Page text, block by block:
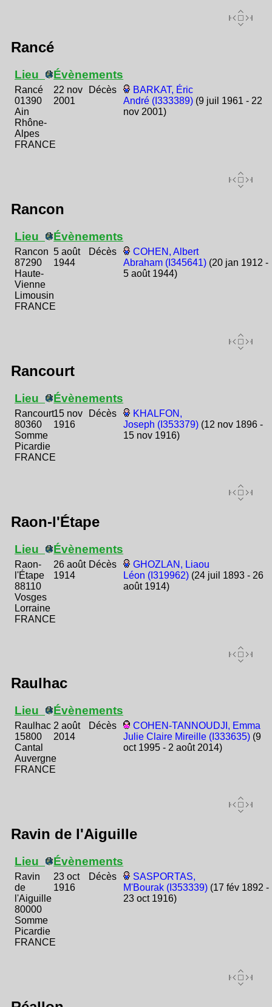
Rancé
Lieu
Rancé
01390
Ain
Rhône-
Alpes
FRANCE
Évènements
22 nov
2001
Décès
BARKAT, Éric
André (I333389) (9 juil 1961 - 22
nov 2001)
Rancon
Lieu
Rancon
87290
Haute-
Vienne
Limousin
FRANCE
Évènements
5 août
1944
Décès
COHEN, Albert
Abraham (I345641) (20 jan 1912 -
5 août 1944)
Rancourt
Lieu
Rancourt
80360
Somme
Picardie
FRANCE
Évènements
15 nov
1916
Décès
KHALFON,
Joseph (I353379) (12 nov 1896 -
15 nov 1916)
Raon-l'Étape
Lieu
Raon-
l'Étape
88110
Vosges
Lorraine
FRANCE
Évènements
26 août
1914
Décès
GHOZLAN, Liaou
Léon (I319962) (24 juil 1893 - 26
août 1914)
Raulhac
Lieu
Raulhac
15800
Cantal
Auvergne
FRANCE
Évènements
2 août
2014
Décès
COHEN-TANNOUDJI, Emma
Julie Claire Mireille (I333635) (9
oct 1995 - 2 août 2014)
Ravin de l'Aiguille
Lieu
Ravin
de
l'Aiguille
80000
Somme
Picardie
FRANCE
Évènements
23 oct
1916
Décès
SASPORTAS,
M'Bourak (I353339) (17 fév 1892 -
23 oct 1916)